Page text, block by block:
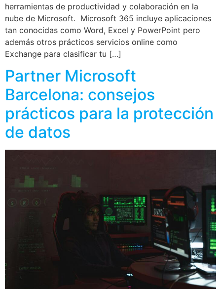
herramientas de productividad y colaboración en la
nube de Microsoft. Microsoft 365 incluye aplicaciones
tan conocidas como Word, Excel y PowerPoint pero
además otros prácticos servicios online como
Exchange para clasificar tu […]
Partner Microsoft
Barcelona: consejos
prácticos para la protección
de datos